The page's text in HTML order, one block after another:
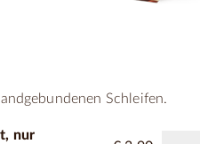
Schleifen.
nur